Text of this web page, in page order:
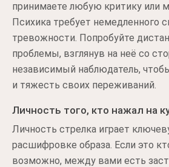
принимаете любую критику или
Психика требует немедленного
тревожности. Попробуйте
проблемы, взглянув на неё со
независимый наблюдатель,
и тяжесть своих переживаний.
Личность того, кто нажал на
Личность стрелка играет
расшифровке образа. Если это
возможно, между вами есть